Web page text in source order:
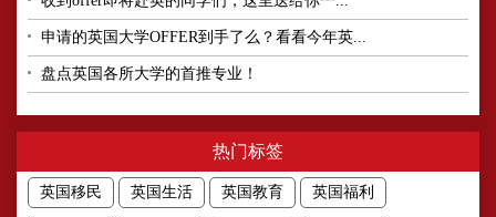
申请的英国大学OFFER到手了么？看看今年英...
盘点英国各所大学的首推专业！
热门标签
英国移民 英国生活 英国教育 英国福利